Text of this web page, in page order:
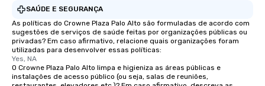
SAÚDE E SEGURANÇA
As políticas do Crowne Plaza Palo Alto são formuladas de acordo com
sugestões de serviços de saúde feitas por organizações públicas ou
privadas? Em caso afirmativo, relacione quais organizações foram
utilizadas para desenvolver essas políticas:
Yes, NA
O Crowne Plaza Palo Alto limpa e higieniza as áreas públicas e
instalações de acesso público (ou seja, salas de reuniões,